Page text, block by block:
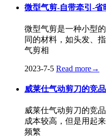
微型气剪-自带牵引-省
微型气剪是一种小型
同的材料，如头发、
气剪相
2023-7-5 Read more→
威莱仕气动剪刀的竞
威莱仕气动剪刀的竞
成本较高，但是用起
频繁